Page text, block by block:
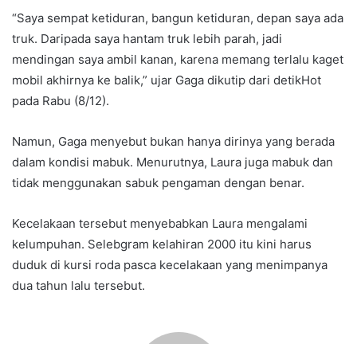
“Saya sempat ketiduran, bangun ketiduran, depan saya ada
truk. Daripada saya hantam truk lebih parah, jadi
mendingan saya ambil kanan, karena memang terlalu kaget
mobil akhirnya ke balik,” ujar Gaga dikutip dari detikHot
pada Rabu (8/12).
Namun, Gaga menyebut bukan hanya dirinya yang berada
dalam kondisi mabuk. Menurutnya, Laura juga mabuk dan
tidak menggunakan sabuk pengaman dengan benar.
Kecelakaan tersebut menyebabkan Laura mengalami
kelumpuhan. Selebgram kelahiran 2000 itu kini harus
duduk di kursi roda pasca kecelakaan yang menimpanya
dua tahun lalu tersebut.